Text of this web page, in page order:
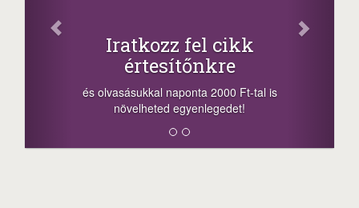
+1.000.000 Ft...
-nyeremény növelés jár a szerencsésnek
megosztási lehetőséget. Lájkolj is minket!